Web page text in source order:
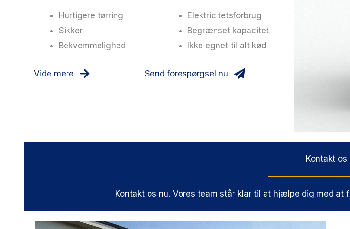
Hurtigere tørring
Sikker
Bekvemmelighed
Elektricitetsforbrug
Begrænset kapacitet
Ikke egnet til alt kød
Vide mere Send forespørgsel nu
Kontakt os
Kontakt os nu. Vores team står klar til at hjælpe dig med